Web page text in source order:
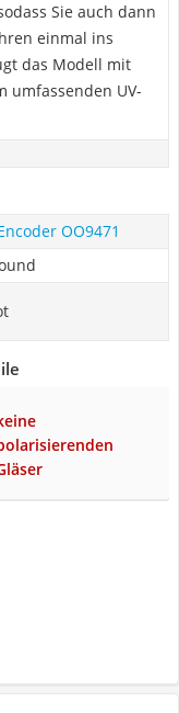
Sie auch dann
einmal ins
das Modell mit
umfassenden UV-
OO9471